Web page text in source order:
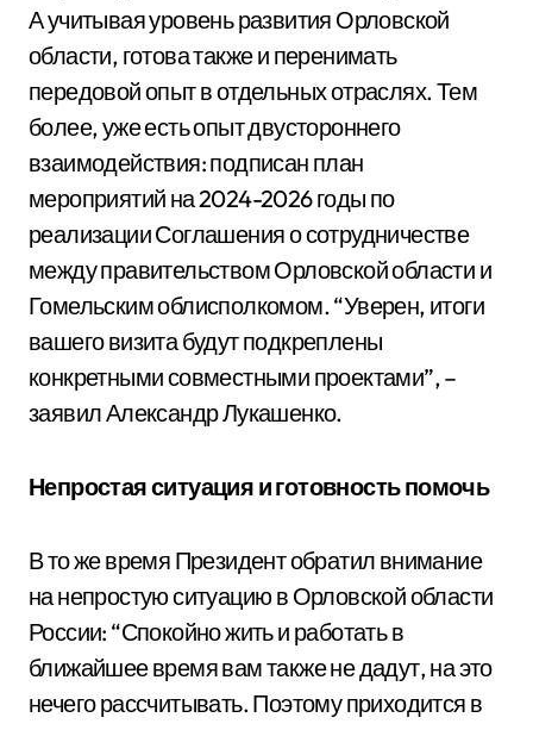
А учитывая уровень развития Орловской
области, готова также и перенимать
передовой опыт в отдельных отраслях. Тем
более, уже есть опыт двустороннего
взаимодействия: подписан план
мероприятий на 2024-2026 годы по
реализации Соглашения о сотрудничестве
между правительством Орловской области и
Гомельским облисполкомом. “Уверен, итоги
вашего визита будут подкреплены
конкретными совместными проектами”, –
заявил Александр Лукашенко.
Непростая ситуация и готовность помочь
В то же время Президент обратил внимание
на непростую ситуацию в Орловской области
России: “Спокойно жить и работать в
ближайшее время вам также не дадут, на это
нечего рассчитывать. Поэтому приходится в